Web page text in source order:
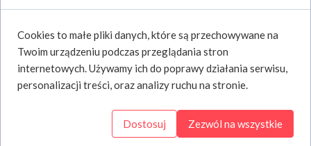
miasto położone na północy Teneryfy. Słynie
z kolonialnej architektury, pięknych ogrodów
oraz malowniczych widoków na ocean i
wulkan Teide.
rozwój umiejętności językowych
nauczycieli,
Cookies to małe pliki danych, które są przechowywane na
Twoim urządzeniu podczas przeglądania stron
internetowych. Używamy ich do poprawy działania serwisu,
personalizacji treści, oraz analizy ruchu na stronie.
Dostosuj Zezwól na wszystkie